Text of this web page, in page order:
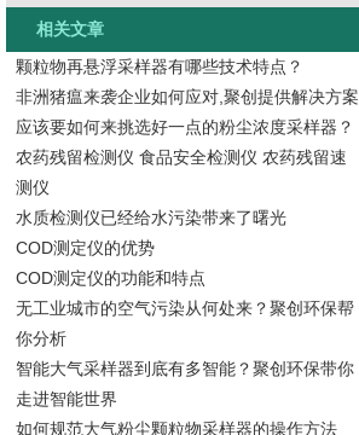
相关文章
颗粒物再悬浮采样器有哪些技术特点？
非洲猪瘟来袭企业如何应对,聚创提供解决方案
应该要如何来挑选好一点的粉尘浓度采样器？
农药残留检测仪 食品安全检测仪 农药残留速
测仪
水质检测仪已经给水污染带来了曙光
COD测定仪的优势
COD测定仪的功能和特点
无工业城市的空气污染从何处来？聚创环保帮
你分析
智能大气采样器到底有多智能？聚创环保带你
走进智能世界
如何规范大气粉尘颗粒物采样器的操作方法